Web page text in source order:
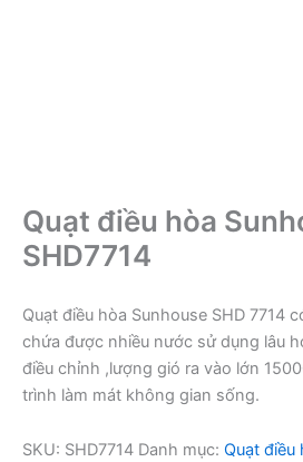
Quạt điều hòa
SHD7714
Quạt điều hòa Sunhouse SHD 7714
chứa được nhiều nước sử dụng lâu
điều chỉnh ,lượng gió ra vào lớn
trình làm mát không gian sống.
SKU: SHD7714 Danh mục: Quạt điều